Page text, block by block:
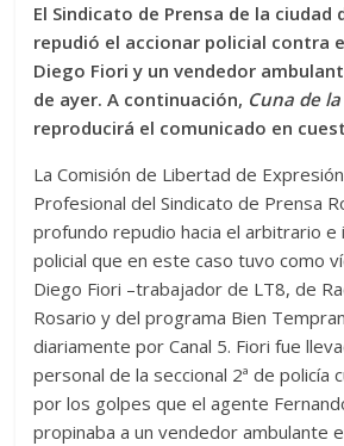
El Sindicato de Prensa de la ciudad
repudió el accionar policial contra
Diego Fiori y un vendedor
de ayer. A continuación, Cuna de
reproducirá el comunicado en
La Comisión de Libertad de
Profesional del Sindicato de Prensa
profundo repudio hacia el arbitrario e
policial que en este caso tuvo como
Diego Fiori –trabajador de LT8, de
Rosario y del programa Bien
diariamente por Canal 5. Fiori fue
personal de la seccional 2ª de policía
por los golpes que el agente
propinaba a un vendedor ambulante